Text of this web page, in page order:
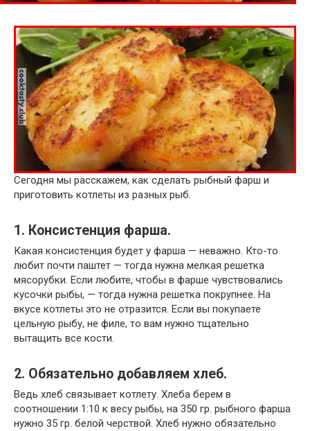
Сегодня мы расскажем, как сделать рыбный фарш и
приготовить котлеты из разных рыб.
1. Консистенция фарша.
Какая консистенция будет у фарша — неважно. Кто-то
любит почти паштет — тогда нужна мелкая решетка
мясорубки. Если любите, чтобы в фарше чувствовались
кусочки рыбы, — тогда нужна решетка покрупнее. На
вкусе котлеты это не отразится. Если вы покупаете
цельную рыбу, не филе, то вам нужно тщательно
вытащить все кости.
2. Обязательно добавляем хлеб.
Ведь хлеб связывает котлету. Хлеба берем в
соотношении 1:10 к весу рыбы, на 350 гр. рыбного фарша
нужно 35 гр. белой черствой. Хлеб нужно обязательно